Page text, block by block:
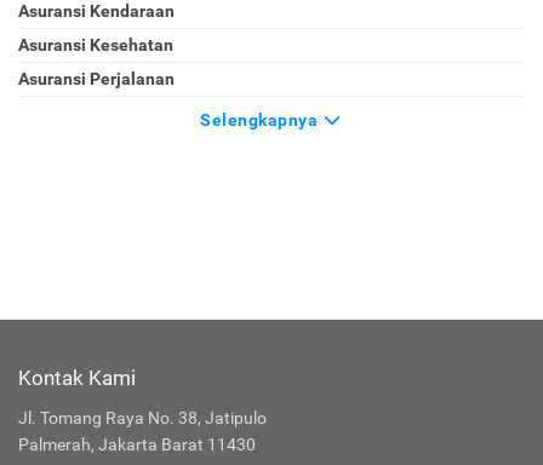
Asuransi Kendaraan
Asuransi Kesehatan
Asuransi Perjalanan
Selengkapnya
Kontak Kami
Jl. Tomang Raya No. 38, Jatipulo
Palmerah, Jakarta Barat 11430